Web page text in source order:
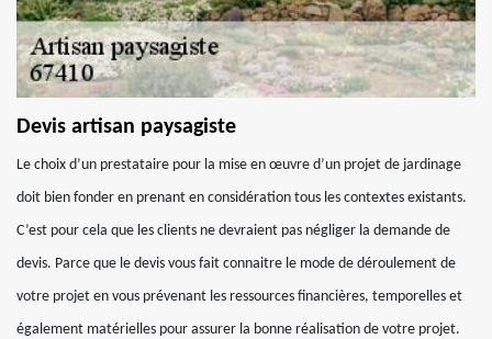
Devis artisan paysagiste
Le choix d’un prestataire pour la mise en œuvre d’un projet de jardinage
doit bien fonder en prenant en considération tous les contextes existants.
C’est pour cela que les clients ne devraient pas négliger la demande de
devis. Parce que le devis vous fait connaitre le mode de déroulement de
votre projet en vous prévenant les ressources financières, temporelles et
également matérielles pour assurer la bonne réalisation de votre projet.